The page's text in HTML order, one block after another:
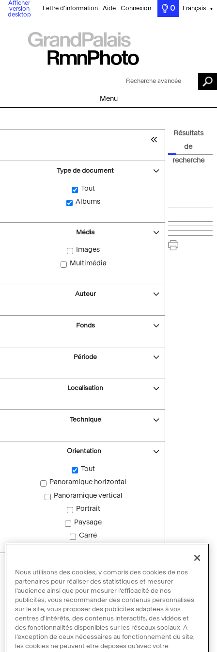
Afficher
version
desktop
Lettre d'information Aide Connexion 0 Français ▼
Recherche avancée
Menu
Type de document
Tout
Albums
Média
Images
Multimédia
Auteur
Fonds
Période
Localisation
Technique
Orientation
Tout
Panoramique horizontal
Panoramique vertical
Portrait
Paysage
Carré
Images sans droit d'auteur
Réinitialiser les filtres
Résultats
de
recherche
Nous utilisons des cookies, y compris des cookies de nos
partenaires pour réaliser des statistiques et mesurer
l’audience ainsi que pour mesurer l’efficacité de nos
publicités, vous recommander des contenus personnalisés
sur le site, vous proposer des publicités adaptées à vos
centres d'intérêts, des contenus interactifs, des vidéos et
des fonctionnalités disponibles sur les réseaux sociaux. A
l’exception de ceux nécessaires au fonctionnement du site,
les cookies ne peuvent être déposés qu’avec votre